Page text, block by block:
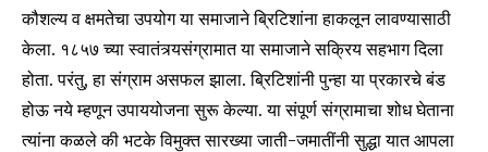
कौशल्य व क्षमतेचा उपयोग या समाजाने ब्रिटिशांना हाकलून लावण्यासाठी
केला. १८५७ च्या स्वातंत्र्यसंग्रामात या समाजाने सक्रिय सहभाग दिला
होता. परंतु, हा संग्राम असफल झाला. ब्रिटिशांनी पुन्हा या प्रकारचे बंड
होऊ नये म्हणून उपाययोजना सुरू केल्या. या संपूर्ण संग्रामाचा शोध घेताना
त्यांना कळले की भटके विमुक्त सारख्या जाती-जमातींनी सुद्धा यात आपला